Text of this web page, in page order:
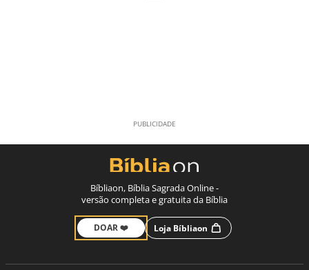
Bíbliaon, Bíblia Sagrada Online -
versão completa e gratuita da Bíblia
DOAR ❤️ Loja Bíbliaon